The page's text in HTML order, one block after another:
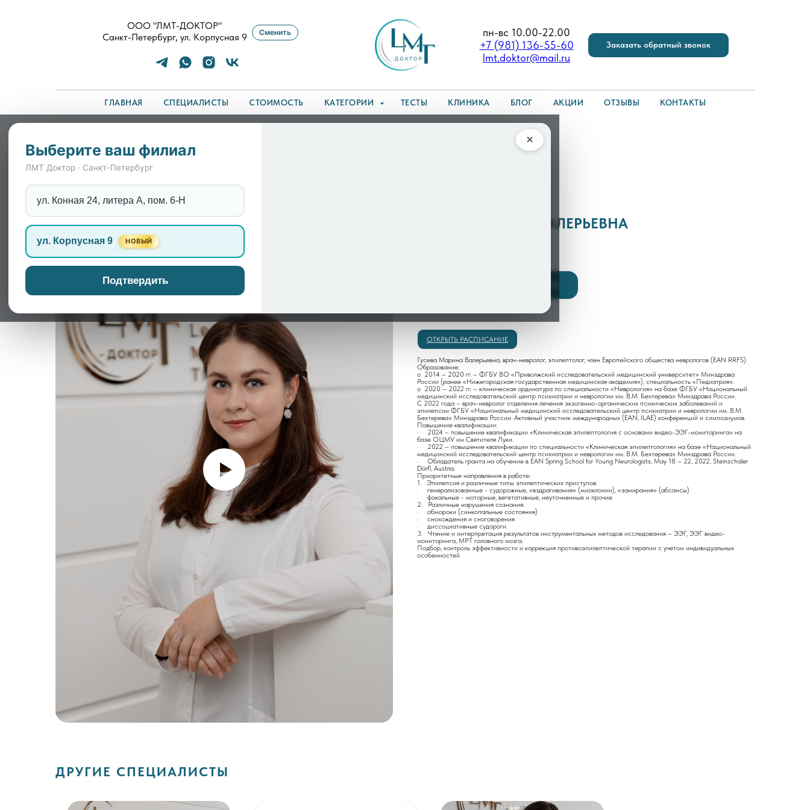
ООО "ЛМТ-ДОКТОР"
Санкт-Петербург, ул. Корпусная 9
Сменить
пн-вс 10.00-22.00
+7 (981) 136-55-60
lmt.doktor@mail.ru
Заказать обратный звонок
ГЛАВНАЯ СПЕЦИАЛИСТЫ СТОИМОСТЬ КАТЕГОРИИ ТЕСТЫ КЛИНИКА БЛОГ АКЦИИ ОТЗЫВЫ КОНТАКТЫ
×
Выберите ваш филиал
ЛМТ Доктор · Санкт-Петербург
ул. Конная 24, литера А, пом. 6-Н
ул. Корпусная 9 НОВЫЙ
Подтвердить
ГУСЕВА МАРИНА ВАЛЕРЬЕВНА
ОТКРЫТЬ РАСПИСАНИЕ
Гусева Марина Валерьевна, врач-невролог, эпилептолог, член Европейского общества неврологов (EAN RRFS).
Образование:
o 2014 – 2020 гг. – ФГБУ ВО «Приволжский исследовательский медицинский университет» Минздрава
России (ранее «Нижегородская государственная медицинская академия»), специальность «Педиатрия».
o 2020 – 2022 гг. – клиническая ординатура по специальности «Неврология» на базе ФГБУ «Национальный
медицинский исследовательский центр психиатрии и неврологии им. В.М. Бехтерева» Минздрава России.
С 2022 года – врач-невролог отделения лечения экзогенно-органических психических заболеваний и
эпилепсии ФГБУ «Национальный медицинский исследовательский центр психиатрии и неврологии им. В.М.
Бехтерева» Минздрава России. Активный участник международных (EAN, ILAE) конференций и симпозиумов.
Повышение квалификации:
· 2024 – повышение квалификации «Клиническая эпилептология с основами видео-ЭЭГ-мониторинга» на
базе ОЦМУ им Святителя Луки.
· 2022 – повышение квалификации по специальности «Клиническая эпилептология» на базе «Национальный
медицинский исследовательский центр психиатрии и неврологии им. В.М. Бехтерева» Минздрава России.
· Обладатель гранта на обучение в EAN Spring School for Young Neurologists, May 18 – 22, 2022, Steinschaler
Dörfl, Austria.
Приоритетные направления в работе:
1. Эпилепсия и различные типы эпилептических приступов:
· генерализованные - судорожные, «вздрагивания» (миоклонии), «замирания» (абсансы)
· фокальные - моторные, вегетативные, неуточненные и прочие
2. Различные нарушения сознания:
· обмороки (синкопальные состояния)
· снохождения и сноговорения
· диссоциативные судороги
3. Чтение и интерпретация результатов инструментальных методов исследования – ЭЭГ, ЭЭГ видео-
мониторинга, МРТ головного мозга.
Подбор, контроль эффективности и коррекция противоэпилептической терапии с учетом индивидуальных
особенностей
ДРУГИЕ СПЕЦИАЛИСТЫ